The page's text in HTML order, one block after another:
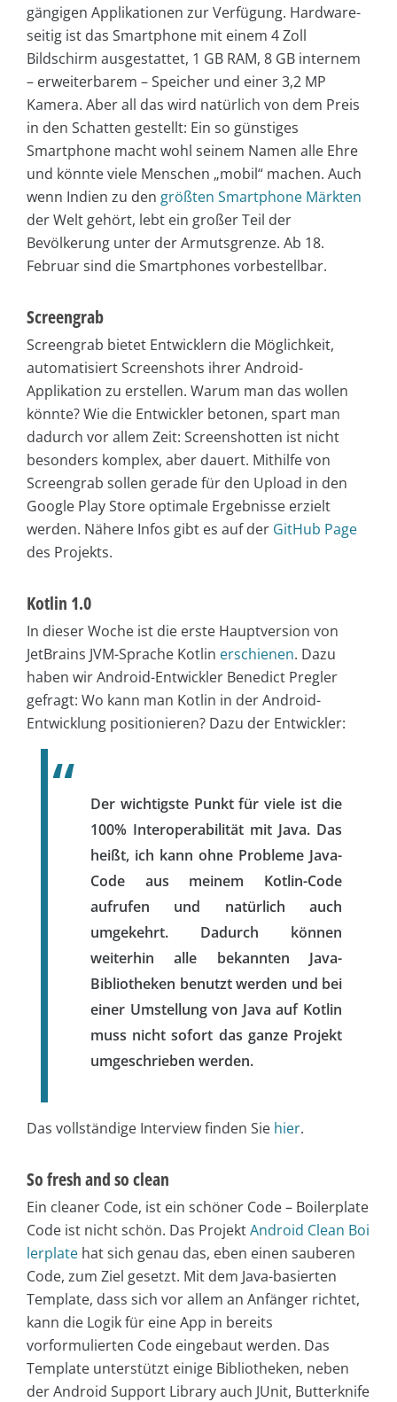
gängigen Applikationen zur Verfügung. Hardware-
seitig ist das Smartphone mit einem 4 Zoll
Bildschirm ausgestattet, 1 GB RAM, 8 GB internem
– erweiterbarem – Speicher und einer 3,2 MP
Kamera. Aber all das wird natürlich von dem Preis
in den Schatten gestellt: Ein so günstiges
Smartphone macht wohl seinem Namen alle Ehre
und könnte viele Menschen „mobil“ machen. Auch
wenn Indien zu den größten Smartphone Märkten
der Welt gehört, lebt ein großer Teil der
Bevölkerung unter der Armutsgrenze. Ab 18.
Februar sind die Smartphones vorbestellbar.
Screengrab
Screengrab bietet Entwicklern die Möglichkeit,
automatisiert Screenshots ihrer Android-
Applikation zu erstellen. Warum man das wollen
könnte? Wie die Entwickler betonen, spart man
dadurch vor allem Zeit: Screenshotten ist nicht
besonders komplex, aber dauert. Mithilfe von
Screengrab sollen gerade für den Upload in den
Google Play Store optimale Ergebnisse erzielt
werden. Nähere Infos gibt es auf der GitHub Page
des Projekts.
Kotlin 1.0
In dieser Woche ist die erste Hauptversion von
JetBrains JVM-Sprache Kotlin erschienen. Dazu
haben wir Android-Entwickler Benedict Pregler
gefragt: Wo kann man Kotlin in der Android-
Entwicklung positionieren? Dazu der Entwickler:
Der wichtigste Punkt für viele ist die
100% Interoperabilität mit Java. Das
heißt, ich kann ohne Probleme Java-
Code aus meinem Kotlin-Code
aufrufen und natürlich auch
umgekehrt. Dadurch können
weiterhin alle bekannten Java-
Bibliotheken benutzt werden und bei
einer Umstellung von Java auf Kotlin
muss nicht sofort das ganze Projekt
umgeschrieben werden.
Das vollständige Interview finden Sie hier.
So fresh and so clean
Ein cleaner Code, ist ein schöner Code – Boilerplate
Code ist nicht schön. Das ProjektAndroid Clean Boi
lerplate hat sich genau das, eben einen sauberen
Code, zum Ziel gesetzt. Mit dem Java-basierten
Template, dass sich vor allem an Anfänger richtet,
kann die Logik für eine App in bereits
vorformulierten Code eingebaut werden. Das
Template unterstützt einige Bibliotheken, neben
der Android Support Library auch JUnit, Butterknife